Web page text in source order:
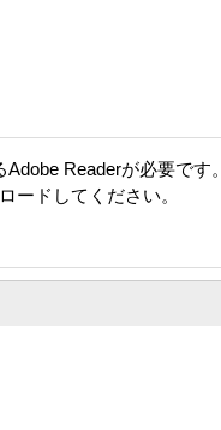
Readerが必要です。
ードしてください。